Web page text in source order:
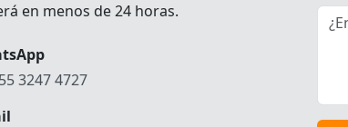
en menos de 24 horas.
3247 4727